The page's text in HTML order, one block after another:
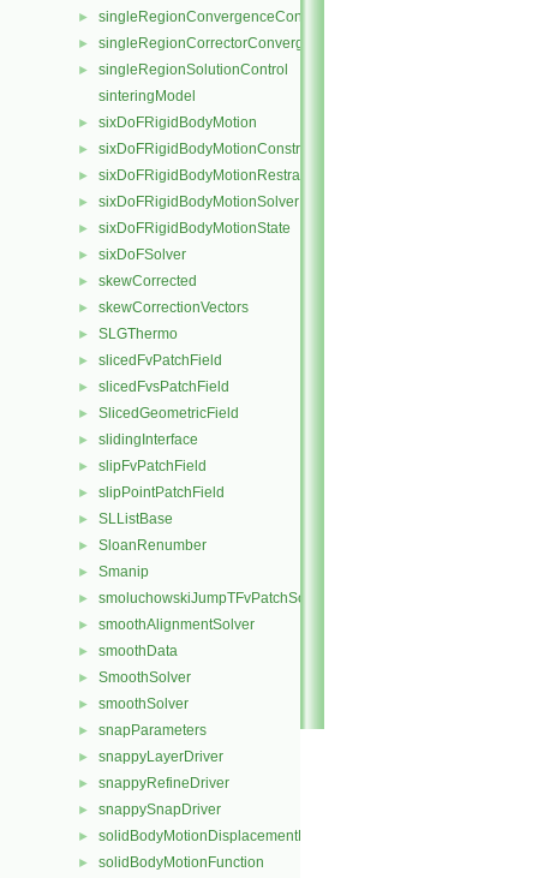
► singleRegionConvergenceControl
► singleRegionCorrectorConvergenceControl
►
singleRegionSolutionControl
sinteringModel
► sixDoFRigidBodyMotion
► sixDoFRigidBodyMotionConstraint
► sixDoFRigidBodyMotionRestraint
► sixDoFRigidBodyMotionSolver
► sixDoFRigidBodyMotionState
► sixDoFSolver
► skewCorrected
► skewCorrectionVectors
► SLGThermo
► slicedFvPatchField
► slicedFvsPatchField
► SlicedGeometricField
► slidingInterface
► slipFvPatchField
► slipPointPatchField
► SLListBase
► SloanRenumber
► Smanip
► smoluchowskiJumpTFvPatchScalarField
► smoothAlignmentSolver
► smoothData
► SmoothSolver
► smoothSolver
► snapParameters
► snappyLayerDriver
► snappyRefineDriver
► snappySnapDriver
► solidBodyMotionDisplacementPointPatchVectorField
► solidBodyMotionFunction